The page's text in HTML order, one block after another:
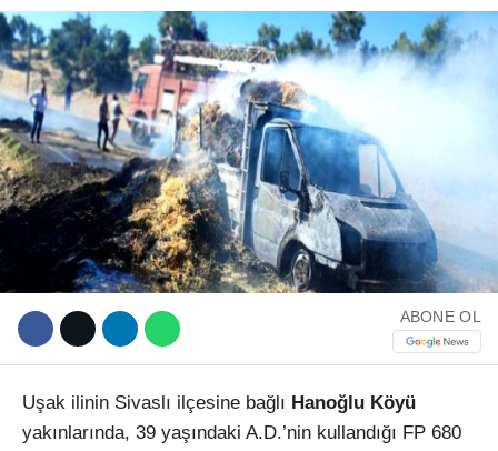
WhatsApp İhbar Hattı
Instagram
OTOMOBIL
ABONE OL
Uşak ilinin Sivaslı ilçesine bağlı Hanoğlu Köyü
yakınlarında, 39 yaşındaki A.D.’nin kullandığı FP 680